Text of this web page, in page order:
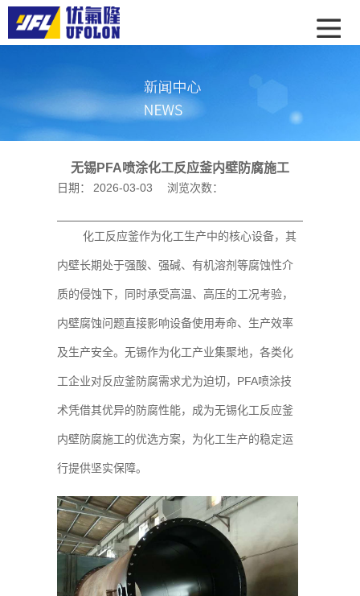
无锡PFA喷涂化工反应釜内壁防腐施工
日期： 2026-03-03 浏览次数：
化工反应釜作为化工生产中的核心设备，其
内壁长期处于强酸、强碱、有机溶剂等腐蚀性介
质的侵蚀下，同时承受高温、高压的工况考验，
内壁腐蚀问题直接影响设备使用寿命、生产效率
及生产安全。无锡作为化工产业集聚地，各类化
工企业对反应釜防腐需求尤为迫切，PFA喷涂技
术凭借其优异的防腐性能，成为无锡化工反应釜
内壁防腐施工的优选方案，为化工生产的稳定运
行提供坚实保障。